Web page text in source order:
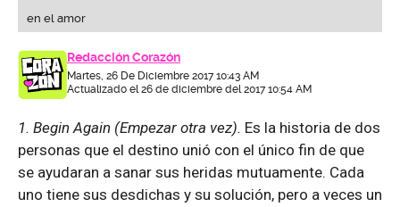
en el amor
Redacción Corazón
Martes, 26 De Diciembre 2017 10:43 AM
Actualizado el 26 de diciembre del 2017 10:54 AM
1. Begin Again (Empezar otra vez). Es la historia de dos
personas que el destino unió con el único fin de que
se ayudaran a sanar sus heridas mutuamente. Cada
uno tiene sus desdichas y su solución, pero a veces un